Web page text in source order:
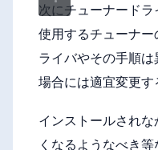
次にチューナードラ
使用するチューナ
ライバやその手順
場合には適宜変更す
インストールされ
くなるようなべき